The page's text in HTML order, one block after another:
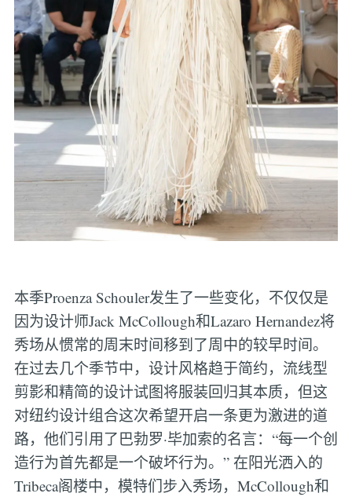
本季Proenza Schouler发生了一些变化，不仅仅是
因为设计师Jack McCollough和Lazaro Hernandez将
秀场从惯常的周末时间移到了周中的较早时间。
在过去几个季节中，设计风格趋于简约，流线型
剪影和精简的设计试图将服装回归其本质，但这
对纽约设计组合这次希望开启一条更为激进的道
路，他们引用了巴勃罗·毕加索的名言：“每一个创
造行为首先都是一个破坏行为。” 在阳光洒入的
Tribeca阁楼中，模特们步入秀场，McCollough和